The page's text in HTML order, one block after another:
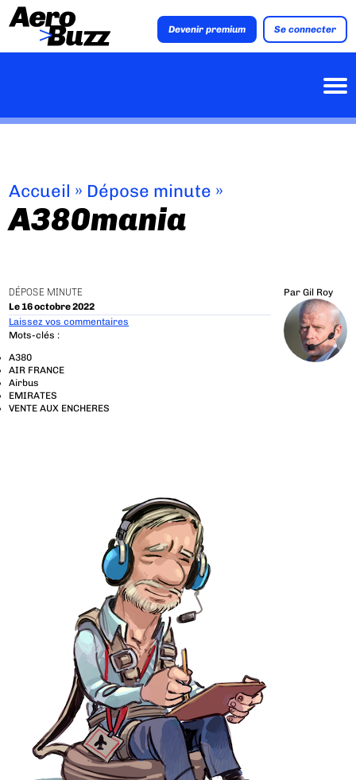
Devenir premium Se connecter
Accueil » Dépose minute »
A380mania
DÉPOSE MINUTE
Le 16 octobre 2022
Par Gil Roy
Laissez vos commentaires
Mots-clés :
A380
AIR FRANCE
Airbus
EMIRATES
VENTE AUX ENCHERES